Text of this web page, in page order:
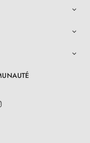


